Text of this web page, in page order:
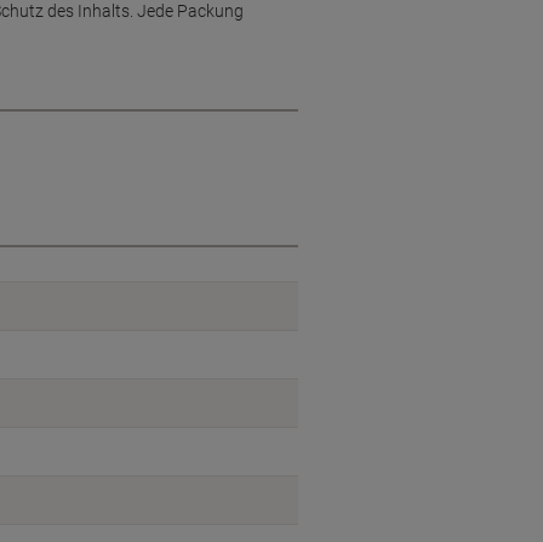
des Inhalts. Jede Packung